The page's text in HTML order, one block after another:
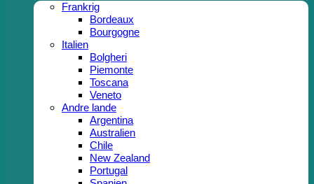
Frankrig
Bordeaux
Bourgogne
Italien
Bolgheri
Piemonte
Toscana
Veneto
Andre lande
Argentina
Australien
Chile
New Zealand
Portugal